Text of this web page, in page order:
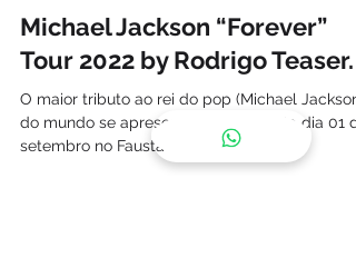
Michael Jackson “Forever”
Tour 2022 by Rodrigo Teaser.
O maior tributo ao rei do pop (Michael Jackson)
do mundo se apresentou nesta quinta dia 01
setembro no Faustão na Band.